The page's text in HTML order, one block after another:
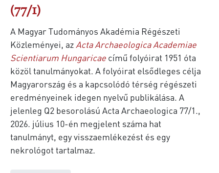
(77/1)
A Magyar Tudományos Akadémia Régészeti
Közleményei, az Acta Archaeologica Academiae
Scientiarum Hungaricae című folyóirat 1951 óta
közöl tanulmányokat. A folyóirat elsődleges célja
Magyarország és a kapcsolódó térség régészeti
eredményeinek idegen nyelvű publikálása. A
jelenleg Q2 besorolású Acta Archaeologica 77/1.,
2026. július 10-én megjelent száma hat
tanulmányt, egy visszaemlékezést és egy
nekrológot tartalmaz.